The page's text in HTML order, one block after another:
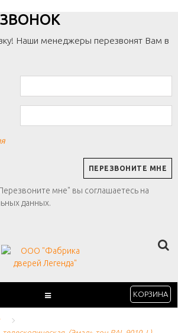
Наши менеджеры перезвонят Вам в
мне" вы соглашаетесь на
данных.
КОРЗИНА